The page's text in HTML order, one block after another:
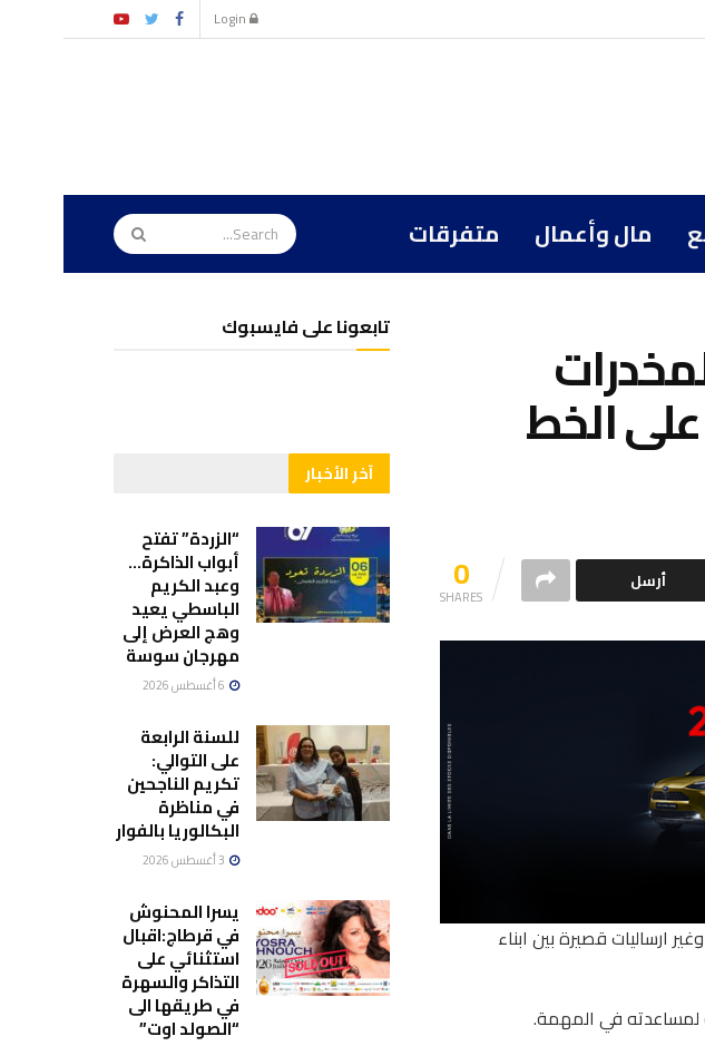
مال وأعمال متفرقات
على الخط
0
SHARES
أرسل
ارساليات قصيرة بين ابناء
تابعونا على فايسبوك
آخر الأخبار
“الزردة” تفتح
أبواب الذاكرة…
وعبد الكريم
الباسطي يعيد
وهج العرض إلى
مهرجان سوسة
للسنة الرابعة
على التوالي:
تكريم الناجحين
في مناظرة
البكالوريا بالفوار
يسرا المحنوش
في قرطاج:اقبال
استثنائي على
التذاكر والسهرة
في طريقها الى
“الصولد اوت”